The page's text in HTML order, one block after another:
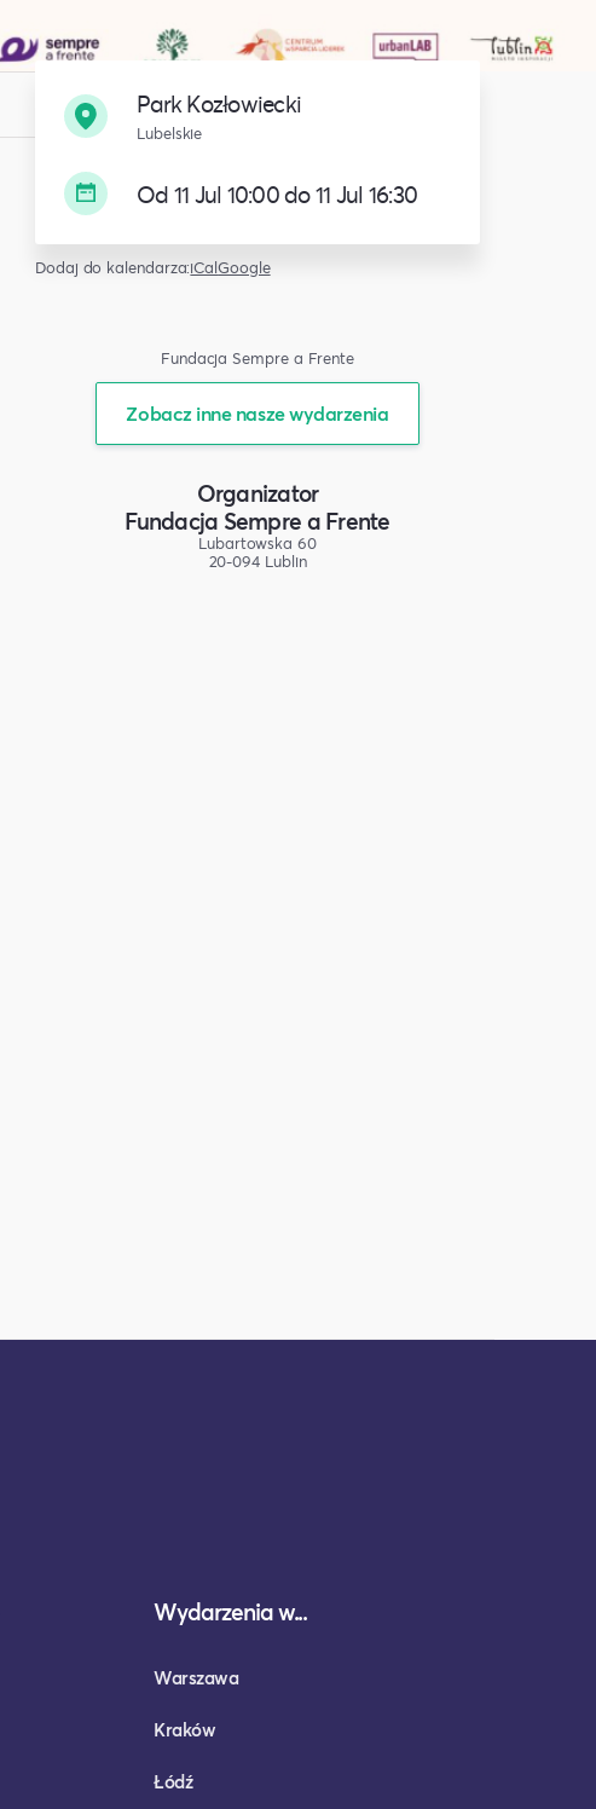
Park Kozłowiecki
Lubelskie
Od 11 Jul 10:00 do 11 Jul 16:30
Dodaj do kalendarza:iCalGoogle
Fundacja Sempre a Frente
Zobacz inne nasze wydarzenia
Organizator
Fundacja Sempre a Frente
Lubartowska 60
20-094 Lublin
Wydarzenia w...
Warszawa
Kraków
Łódź